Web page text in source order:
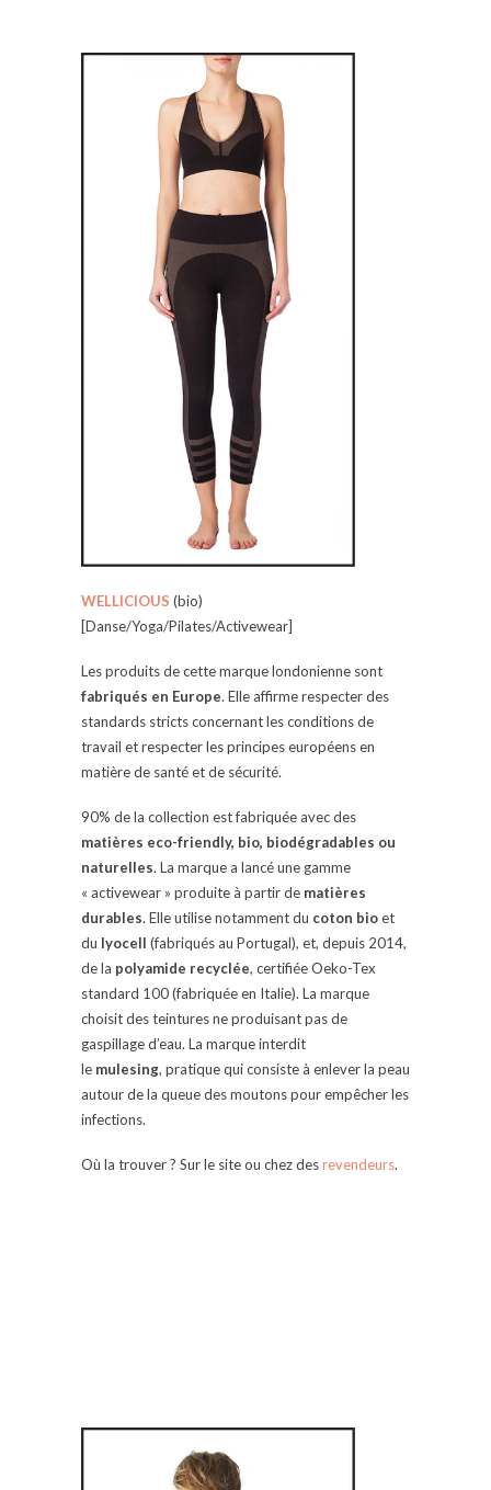
WELLICIOUS (bio)
[Danse/Yoga/Pilates/Activewear]
Les produits de cette marque londonienne sont
fabriqués en Europe. Elle affirme respecter des
standards stricts concernant les conditions de
travail et respecter les principes européens en
matière de santé et de sécurité.
90% de la collection est fabriquée avec des
matières eco-friendly, bio, biodégradables ou
naturelles. La marque a lancé une gamme
« activewear » produite à partir de matières
durables. Elle utilise notamment du coton bioet
du lyocell (fabriqués au Portugal), et, depuis 2014,
de la polyamide recyclée, certifiée Oeko-Tex
standard 100 (fabriquée en Italie). La marque
choisit des teintures ne produisant pas de
gaspillage d’eau. La marque interdit
le mulesing, pratique qui consiste à enlever la peau
autour de la queue des moutons pour empêcher les
infections.
Où la trouver ? Sur le site ou chez desrevendeurs.